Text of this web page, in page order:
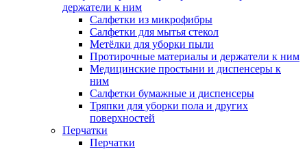
держатели к ним
Салфетки из микрофибры
Салфетки для мытья стекол
Метёлки для уборки пыли
Протирочные материалы и держатели к ним
Медицинские простыни и диспенсеры к
ним
Салфетки бумажные и диспенсеры
Тряпки для уборки пола и других
поверхностей
Перчатки
Перчатки